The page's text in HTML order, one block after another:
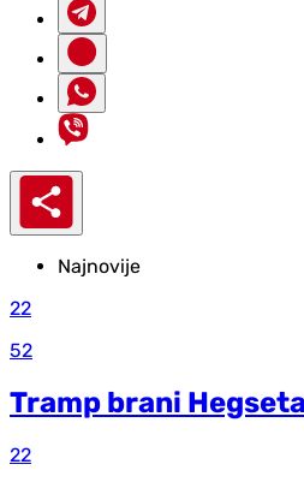
Najnovije
22
52
Tramp brani Hegseta
22